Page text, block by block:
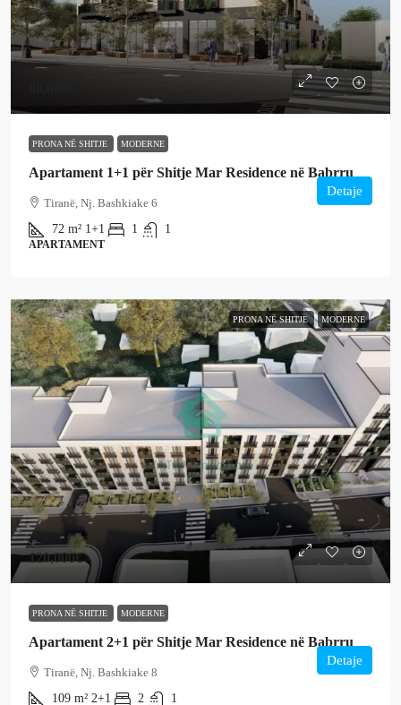
PRONA NË SHITJE MODERNE
Apartament 1+1 për Shitje Mar Residence në Babrru
Tiranë, Nj. Bashkiake 6
72 m² 1+1 1 1
APARTAMENT
Detaje
PRONA NË SHITJE MODERNE
120,000€
PRONA NË SHITJE MODERNE
Apartament 2+1 për Shitje Mar Residence në Babrru
Tiranë, Nj. Bashkiake 8
109 m² 2+1 2 1
Detaje